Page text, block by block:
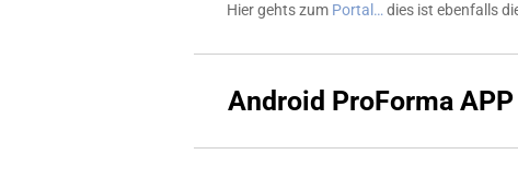
Hier gehts zum Portal… dies ist ebenfalls
Android ProForma